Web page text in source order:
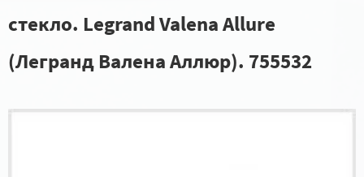
стекло. Legrand Valena Allure
(Легранд Валена Аллюр). 755532